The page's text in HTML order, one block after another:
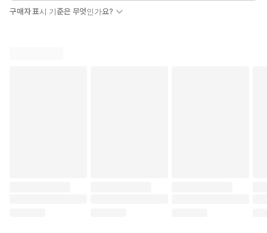
구매자 표시 기준은 무엇인가요?